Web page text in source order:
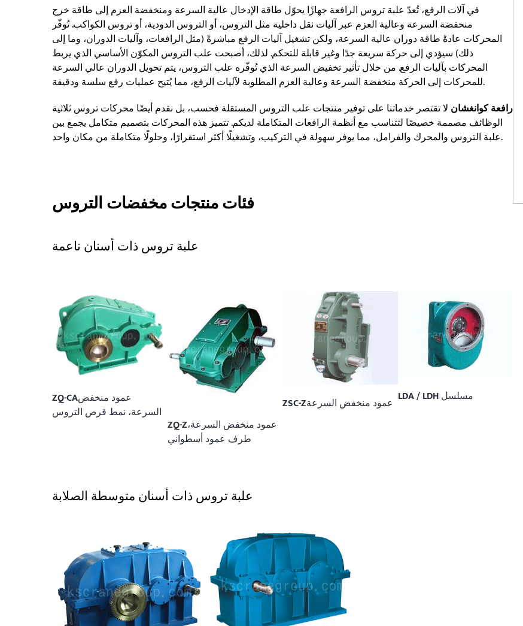
في آلات الرفع، تُعدّ علبة تروس الرافعة جهازًا يحوّل طاقة الإدخال عالية السرعة ومنخفضة العزم إلى طاقة خرج
منخفضة السرعة وعالية العزم عبر آليات نقل داخلية مثل التروس، أو التروس الدودية، أو تروس الكواكب. تُوفّر
المحركات عادةً طاقة دوران عالية السرعة، ولكن تشغيل آليات الرفع مباشرةً (مثل الرافعات، وآليات الدوران، وما إلى
ذلك) سيؤدي إلى حركة سريعة جدًا وغير قابلة للتحكم. لذلك، أصبحت علب التروس المكوّن الأساسي الذي يربط
المحركات بآليات الرفع. من خلال تأثير تخفيض السرعة الذي تُوفّره علب التروس، يتم تحويل الدوران عالي السرعة
للمحركات إلى الحركة منخفضة السرعة وعالية العزم المطلوبة لآليات الرفع، مما يُتيح عمليات رفع سلسة ودقيقة.
رافعة كوانغشان لا تقتصر خدماتنا على توفير منتجات علب التروس المستقلة فحسب، بل نقدم أيضًا محركات تروس ثلاثية
الوظائف مصممة خصيصًا لتتناسب مع أنظمة الرافعات المتكاملة لديكم. تتميز هذه المحركات بتصميم متكامل يجمع بين
علبة التروس والمحرك والفرامل، مما يوفر سهولة في التركيب، وتشغيلًا أكثر استقرارًا، وحلولًا متكاملة من مكان واحد.
فئات منتجات مخفضات التروس
علبة تروس ذات أسنان ناعمة
ZQ-CAعمود منخفض
السرعة، نمط قرص التروس
ZQ-Zعمود منخفض السرعة،
طرف عمود أسطواني
ZSC-Zعمود منخفض السرعة LDA / LDH مسلسل
علبة تروس ذات أسنان متوسطة الصلابة